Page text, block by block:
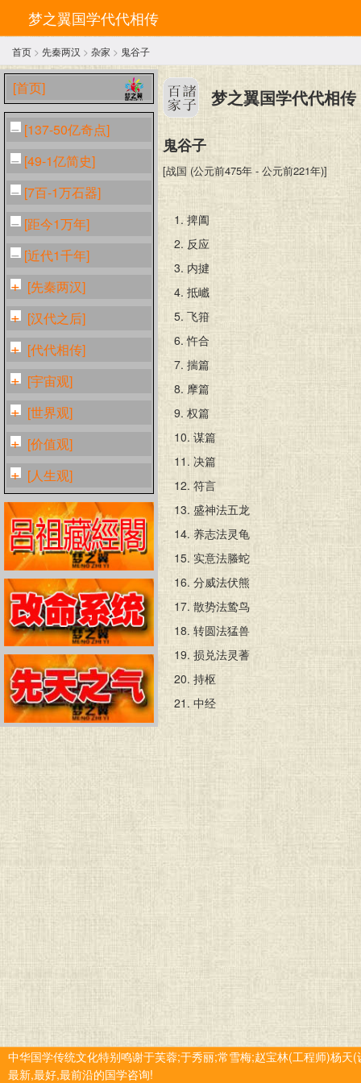
梦之翼国学代代相传
首页 > 先秦两汉 > 杂家 > 鬼谷子
[首页]
[137-50亿奇点]
[49-1亿简史]
[7百-1万石器]
[距今1万年]
[近代1千年]
[先秦两汉]
[汉代之后]
[代代相传]
[宇宙观]
[世界观]
[价值观]
[人生观]
梦之翼国学代代相传
鬼谷子
[战国 (公元前475年 - 公元前221年)]
1. 捭阖
2. 反应
3. 内揵
4. 抵巇
5. 飞箝
6.忤合
7. 揣篇
8. 摩篇
9. 权篇
10. 谋篇
11. 决篇
12. 符言
13. 盛神法五龙
14. 养志法灵龟
15. 实意法螣蛇
16. 分威法伏熊
17. 散势法鸷鸟
18. 转圆法猛兽
19. 损兑法灵蓍
20. 持枢
21. 中经
中华国学传统文化特别鸣谢于芙蓉;于秀丽;常雪梅;赵宝林(工程师)杨天
最新,最好,最前沿的国学咨询!